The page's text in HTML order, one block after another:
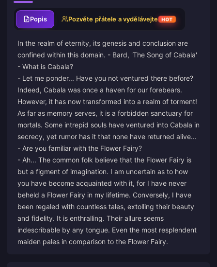
Popis Pozvěte přátele a vydělávejte HOT
In the realm of eternity, its genesis and conclusion are
confined within this domain. - Bard, 'The Song of Cabala'
- What is Cabala?
- Let me ponder... Have you not ventured there before?
Indeed, Cabala was once a haven for our forebears.
However, it has now transformed into a realm of torment!
As far as memory serves, it is a forbidden sanctuary for
mortals. Some intrepid souls have ventured into Cabala in
secrecy, yet rumor has it that none have returned alive...
- Are you familiar with the Flower Fairy?
- Ah... The common folk believe that the Flower Fairy is
but a figment of imagination. I am uncertain as to how
you have become acquainted with it, for I have never
beheld a Flower Fairy in my lifetime. Conversely, I have
been regaled with countless tales, extolling their beauty
and fidelity. It is enthralling. Their allure seems
indescribable by any tongue. Even the most resplendent
maiden pales in comparison to the Flower Fairy.